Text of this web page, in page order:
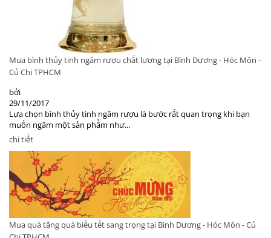
Mua bình thủy tinh ngâm rượu chất lượng tại Bình Dương - Hóc Môn -
Củ Chi TPHCM
bởi
29/11/2017
Lựa chọn bình thủy tinh ngâm rượu là bước rất quan trọng khi bạn
muốn ngâm một sản phẩm như...
chi tiết
Mua quà tặng quà biếu tết sang trọng tại Bình Dương - Hóc Môn - Củ